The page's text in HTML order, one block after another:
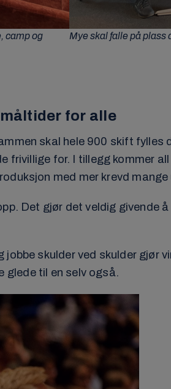
camp og
Mye skal falle på plass
for alle
skal hele 900 skift fylles
for. I tillegg kommer
med mer krevd
Det gjør det veldig givende
skulder ved skulder gjør
glede til en selv også.